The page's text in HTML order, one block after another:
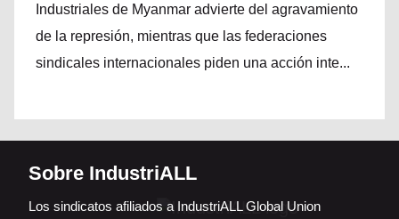
Industriales de Myanmar advierte del agravamiento
de la represión, mientras que las federaciones
sindicales internacionales piden una acción inte...
Sobre IndustriALL
Los sindicatos afiliados a IndustriALL Global Union